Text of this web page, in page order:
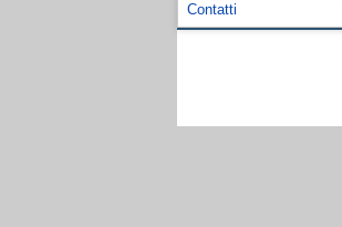
Contatti